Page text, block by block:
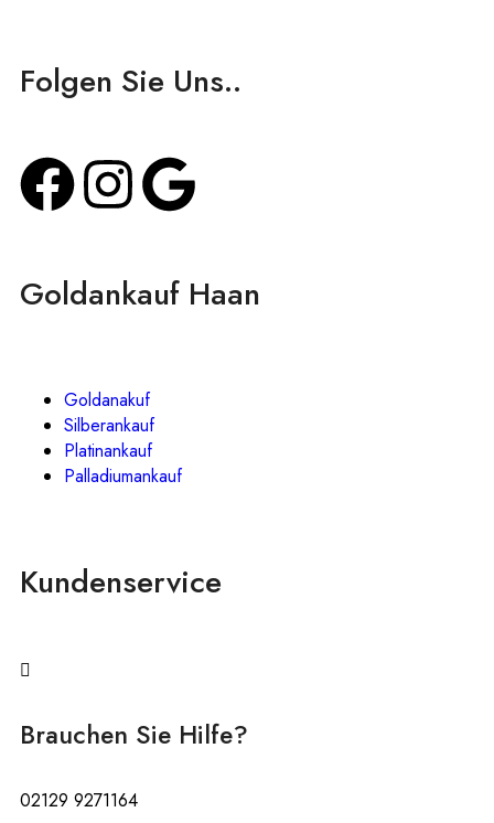
Folgen Sie Uns..
Goldankauf Haan
Goldanakuf
Silberankauf
Platinankauf
Palladiumankauf
Kundenservice
Brauchen Sie Hilfe?
02129 9271164